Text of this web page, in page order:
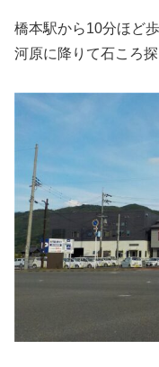
橋本駅から10分ほど
河原に降りて石ころ探